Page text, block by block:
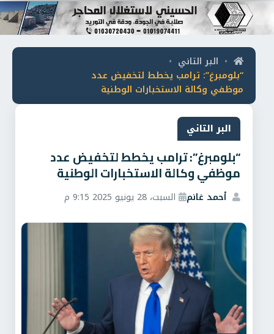
• البر التاني •
“بلومبرغ”: ترامب يخطط لتخفيض عدد
موظفي وكالة الاستخبارات الوطنية
البر التاني
“بلومبرغ”: ترامب يخطط لتخفيض عدد
موظفي وكالة الاستخبارات الوطنية
أحمد غانم السبت، 28 يونيو 2025 9:15 م